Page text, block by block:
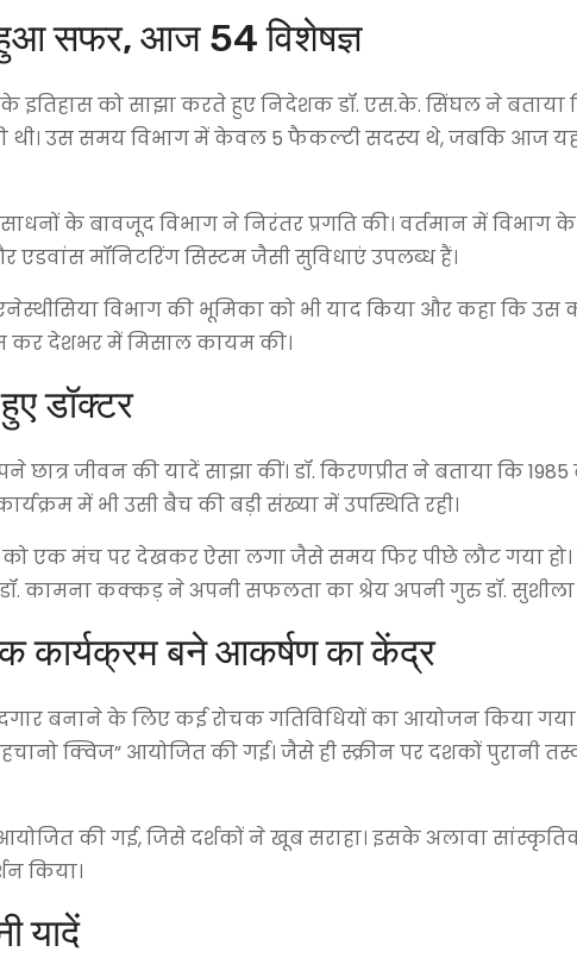
सफर, आज 54 विशेषज्ञ
के इतिहास को साझा करते हुए निदेशक डॉ. एस.के. सिंघल ने बताया
की थी। उस समय विभाग में केवल 5 फैकल्टी सदस्य थे, जबकि आज
के बावजूद विभाग ने निरंतर प्रगति की। वर्तमान में
मॉनिटरिंग सिस्टम जैसी सुविधाएं उपलब्ध हैं।
एनेस्थीसिया विभाग की भूमिका को भी याद किया और कहा कि
कर देशभर में मिसाल कायम की।
डॉक्टर
छात्र जीवन की यादें साझा कीं। डॉ. किरणप्रीत ने बताया कि
में भी उसी बैच की बड़ी संख्या में उपस्थिति रही।
को एक मंच पर देखकर ऐसा लगा जैसे समय फिर पीछे लौट गया
कामना कक्कड़ ने अपनी सफलता का श्रेय अपनी गुरु डॉ. सुशीला
कार्यक्रम बने आकर्षण का केंद्र
बनाने के लिए कई रोचक गतिविधियों का आयोजन किया
क्विज” आयोजित की गई। जैसे ही स्क्रीन पर दशकों पुरानी
की गई, जिसे दर्शकों ने खूब सराहा। इसके अलावा सांस्कृतिक
किया।
यादें